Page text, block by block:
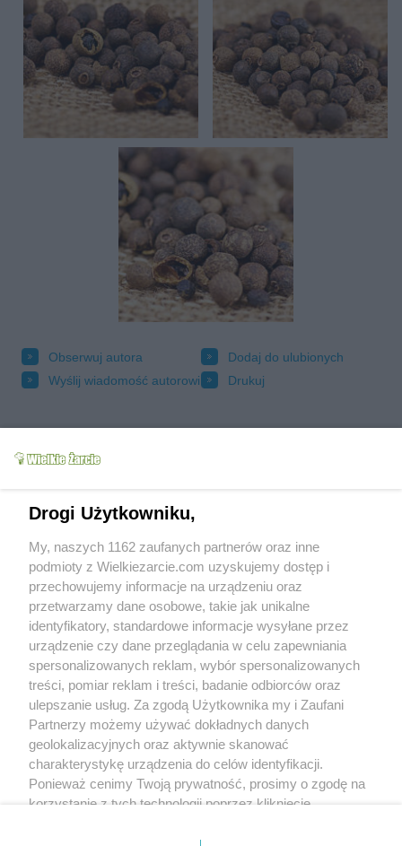
Obserwuj autora
Dodaj do ulubionych
Wyślij wiadomość autorowi
Drukuj
Grupy: Eko kącik
Składniki
Tagi:
drzewo pieprzowe
drzewo pieprzu
pieprz goździkowy
pieprz jamajski
pieprz pachnący
ziele angielskie
więcej tagów
Zobacz wszystkie komentarze (
Lea2 (2016-08-30 00:28)
Ciekawe zastosowanie ziela angielskiego.
Warto wiedzieć do czego można go jeszcze
użyć poza kuchnią. :)
Drogi Użytkowniku,
My, naszych 1162 zaufanych partnerów oraz inne
podmioty z Wielkiezarcie.com uzyskujemy dostęp i
przechowujemy informacje na urządzeniu oraz
przetwarzamy dane osobowe, takie jak unikalne
identyfikatory, standardowe informacje wysyłane przez
urządzenie czy dane przeglądania w celu zapewniania
spersonalizowanych reklam, wybór spersonalizowanych
treści, pomiar reklam i treści, badanie odbiorców oraz
ulepszanie usług. Za zgodą Użytkownika my i Zaufani
Partnerzy możemy używać dokładnych danych
geolokalizacyjnych oraz aktywnie skanować
charakterystykę urządzenia do celów identyfikacji.
Ponieważ cenimy Twoją prywatność, prosimy o zgodę na
korzystanie z tych technologii poprzez kliknięcie
zmienić/wycofać klikając przycisk ustawień prywatności